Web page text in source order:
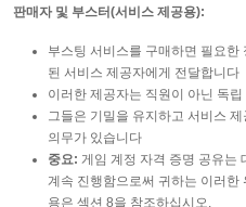
판매자 및 부스터(서비스 제공용):
부스팅 서비스를 구매하면 필요한
된 서비스 제공자에게 전달합니다
이러한 제공자는 직원이 아닌 독
그들은 기밀을 유지하고 서비스
의무가 있습니다
중요: 게임 계정 자격 증명 공유는
계속 진행함으로써 귀하는 이러한
용은 섹션 8을 참조하십시오.